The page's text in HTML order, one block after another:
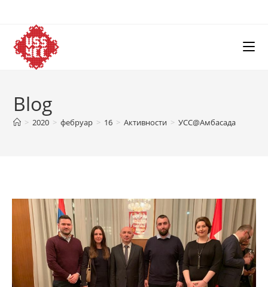
content
Blog
> 2020 > фебруар > 16 > Активности > УСС@Амбасада